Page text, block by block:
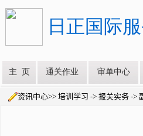
资讯中心>> 培训学习 -> 报关实务 -